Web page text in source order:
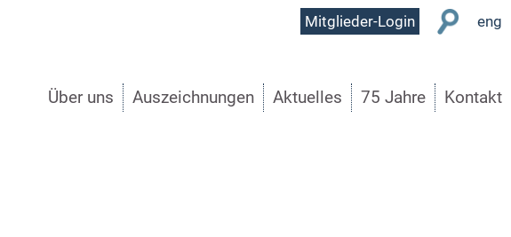
User
Mitglieder-Login eng
Über uns Auszeichnungen Aktuelles 75 Jahre Kontakt